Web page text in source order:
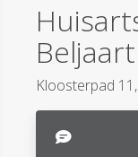
Kloosterpad